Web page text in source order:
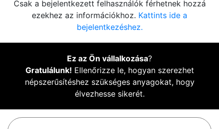
Csak a bejelentkezett felhasználók férhetnek hozzá
ezekhez az információkhoz. Kattints ide a
bejelentkezéshez.
Ez az Ön vállalkozása?
Gratulálunk! Ellenőrizze le, hogyan szerezhet
népszerűsítéshez szükséges anyagokat, hogy
élvezhesse sikerét.